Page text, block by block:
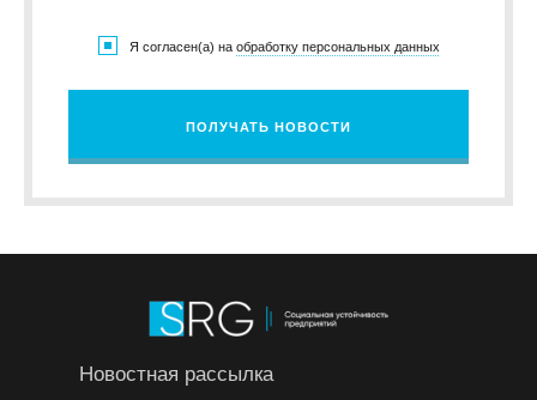
Я согласен(а) на обработку персональных данных
ПОЛУЧАТЬ НОВОСТИ
Новостная рассылка